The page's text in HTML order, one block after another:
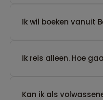
Ik wil boeken vanuit
​Ik reis alleen. Hoe
Kan ik als